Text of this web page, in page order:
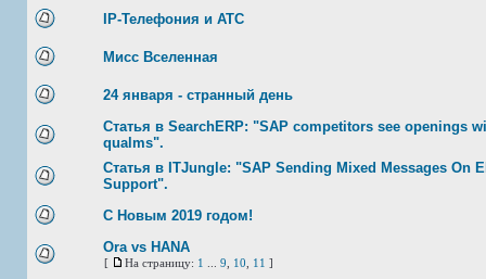
IP-Телефония и АТС
Мисс Вселенная
24 января - странный день
Статья в SearchERP: "SAP competitors see openings
qualms".
Статья в ITJungle: "SAP Sending Mixed Messages On
Support".
С Новым 2019 годом!
Ora vs HANA
[ На страницу: 1 9 10 11 ]